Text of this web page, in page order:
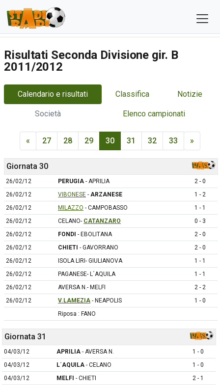
Risultati Seconda Divisione gir. B
2011/2012
Calendario e risultati Classifica Notizie
Società Elenco campionati
« 27 28 29 30 31 32 33 »
Giornata 30
26/02/12 PERUGIA - APRILIA
2 - 0
26/02/12
VIBONESE - ARZANESE
1 - 2
26/02/12
MILAZZO - CAMPOBASSO
1 - 1
26/02/12
CELANO- CATANZARO
0 - 3
26/02/12
FONDI - EBOLITANA
2 - 0
26/02/12
CHIETI - GAVORRANO
2 - 0
26/02/12
ISOLA LIRI- GIULIANOVA
1 - 1
26/02/12
PAGANESE- L´AQUILA
1 - 1
26/02/12
AVERSA N.- MELFI
2 - 2
26/02/12
V.LAMEZIA - NEAPOLIS
1 - 0
Riposa : FANO
Giornata 31
04/03/12 APRILIA - AVERSA N.
1 - 0
04/03/12
L´AQUILA - CELANO
1 - 0
04/03/12
MELFI - CHIETI
2 - 1